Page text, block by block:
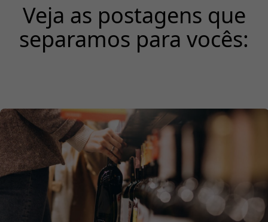
Veja as postagens que
separamos para vocês: